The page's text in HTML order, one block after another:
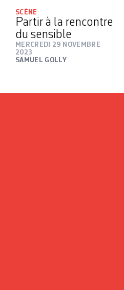
SCÈNE
Partir à la rencontre
du sensible
MERCREDI 29 NOVEMBRE
2023
SAMUEL GOLLY